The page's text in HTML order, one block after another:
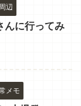
辺
んに行ってみ
メモ